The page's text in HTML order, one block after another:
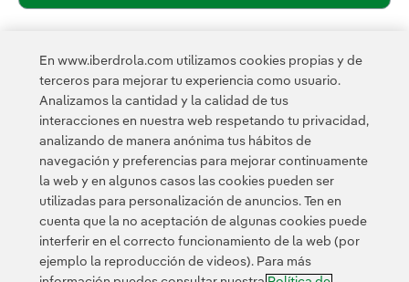
He leído y acepto la
Newsletter
Enlace externo, se abre en ventana nueva.
Esta página está protegida por reCAPTCHA y se aplican la
Política de privacidad y los Términos de servicio
de
Contacta Clientes Política de Privacidad Información legal
En www.iberdrola.com utilizamos cookies propias y de
terceros para mejorar tu experiencia como usuario.
Analizamos la cantidad y la calidad de tus
interacciones en nuestra web respetando tu privacidad,
analizando de manera anónima tus hábitos de
navegación y preferencias para mejorar continuamente
la web y en algunos casos las cookies pueden ser
utilizadas para personalización de anuncios. Ten en
cuenta que la no aceptación de algunas cookies puede
interferir en el correcto funcionamiento de la web (por
ejemplo la reproducción de videos). Para más